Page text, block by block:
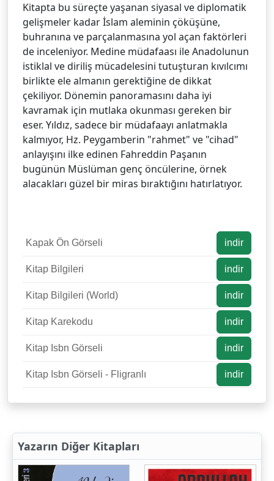
Kitapta bu süreçte yaşanan siyasal ve diplomatik
gelişmeler kadar İslam aleminin çöküşüne,
buhranına ve parçalanmasına yol açan faktörleri
de inceleniyor. Medine müdafaası ile Anadolunun
istiklal ve diriliş mücadelesini tutuşturan kıvılcımı
birlikte ele almanın gerektiğine de dikkat
çekiliyor. Dönemin panoramasını daha iyi
kavramak için mutlaka okunması gereken bir
eser. Yıldız, sadece bir müdafaayı anlatmakla
kalmıyor, Hz. Peygamberin "rahmet" ve "cihad"
anlayışını ilke edinen Fahreddin Paşanın
bugünün Müslüman genç öncülerine, örnek
alacakları güzel bir miras bıraktığını hatırlatıyor.
Kapak Ön Görseli indir
Kitap Bilgileri indir
Kitap Bilgileri (World) indir
Kitap Karekodu indir
Kitap Isbn Görseli indir
Kitap Isbn Görseli - Fligranlı indir
Yazarın Diğer Kitapları